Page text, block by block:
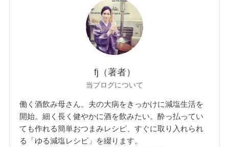
fj（著者）
当ブログについて
働く酒飲み母さん。夫の大病をきっかけに減塩生活を
開始。細く長く健やかに酒を飲みたい。酔っ払ってい
ても作れる簡単おつまみレシピ、すぐに取り入れられ
る「ゆる減塩レシピ」を綴ります。